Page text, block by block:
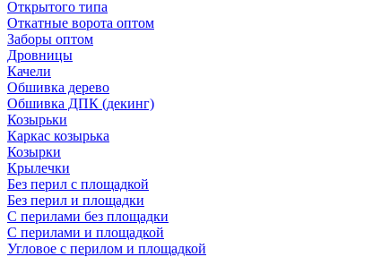
Открытого типа
Откатные ворота оптом
Заборы оптом
Дровницы
Качели
Обшивка дерево
Обшивка ДПК (декинг)
Козырьки
Каркас козырька
Козырки
Крылечки
Без перил с площадкой
Без перил и площадки
С перилами без площадки
С перилами и площадкой
Угловое с перилом и площадкой